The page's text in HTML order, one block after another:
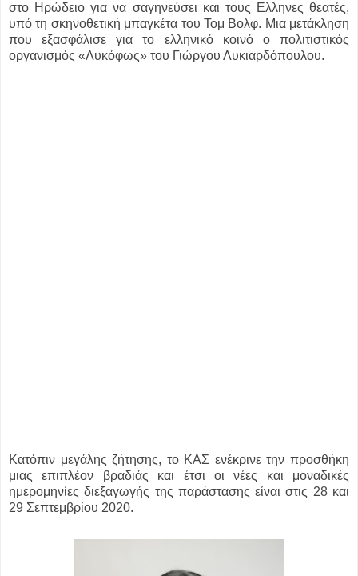
στο Ηρώδειο για να σαγηνεύσει και τους Ελληνες θεατές,
υπό τη σκηνοθετική μπαγκέτα του Τομ Βολφ. Μια μετάκληση
που εξασφάλισε για το ελληνικό κοινό ο πολιτιστικός
οργανισμός «Λυκόφως» του Γιώργου Λυκιαρδόπουλου.
Κατόπιν μεγάλης ζήτησης, το ΚΑΣ ενέκρινε την προσθήκη
μιας επιπλέον βραδιάς και έτσι οι νέες και μοναδικές
ημερομηνίες διεξαγωγής της παράστασης είναι στις 28 και
29 Σεπτεμβρίου 2020.